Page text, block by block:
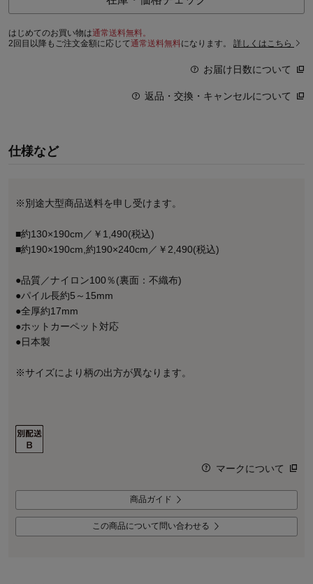
はじめてのお買い物は通常送料無料。
2回目以降もご注文金額に応じて通常送料無料になります。 詳しくはこちら
お届け日数について
返品・交換・キャンセルについて
仕様など
※別途大型商品送料を申し受けます。
■約130×190cm／￥1,490(税込)
■約190×190cm,約190×240cm／￥2,490(税込)
●品質／ナイロン100％(裏面：不織布)
●パイル長約5～15mm
●全厚約17mm
●ホットカーペット対応
●日本製
※サイズにより柄の出方が異なります。
マークについて
商品ガイド
この商品について問い合わせる